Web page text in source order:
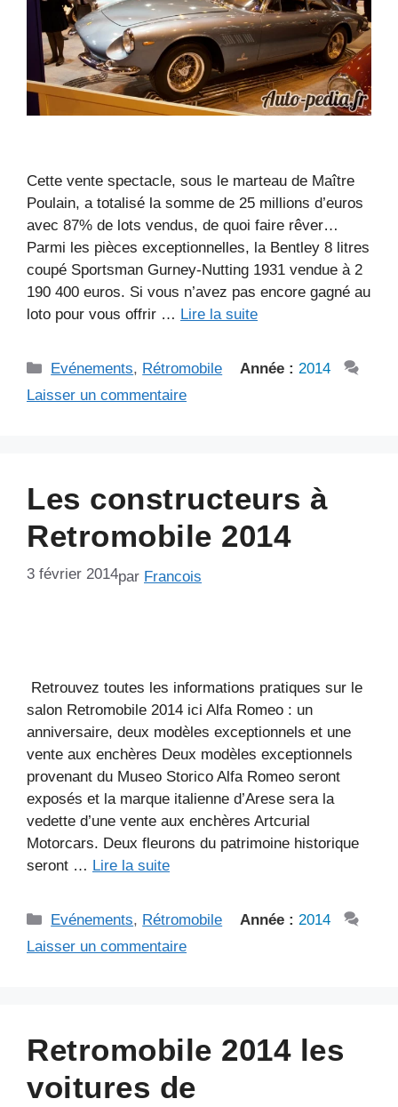
Cette vente spectacle, sous le marteau de Maître
Poulain, a totalisé la somme de 25 millions d’euros
avec 87% de lots vendus, de quoi faire rêver…
Parmi les pièces exceptionnelles, la Bentley 8 litres
coupé Sportsman Gurney-Nutting 1931 vendue à 2
190 400 euros. Si vous n’avez pas encore gagné au
loto pour vous offrir … Lire la suite
Catégories
Evénements, Rétromobile Année : 2014
Laisser un commentaire
Les constructeurs à
Retromobile 2014
3 février 2014par Francois
Retrouvez toutes les informations pratiques sur le
salon Retromobile 2014 ici Alfa Romeo : un
anniversaire, deux modèles exceptionnels et une
vente aux enchères Deux modèles exceptionnels
provenant du Museo Storico Alfa Romeo seront
exposés et la marque italienne d’Arese sera la
vedette d’une vente aux enchères Artcurial
Motorcars. Deux fleurons du patrimoine historique
seront … Lire la suite
Catégories
Evénements, Rétromobile Année : 2014
Laisser un commentaire
Retromobile 2014 les
voitures de